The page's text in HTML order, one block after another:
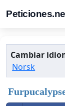
Cambiar
Norsk